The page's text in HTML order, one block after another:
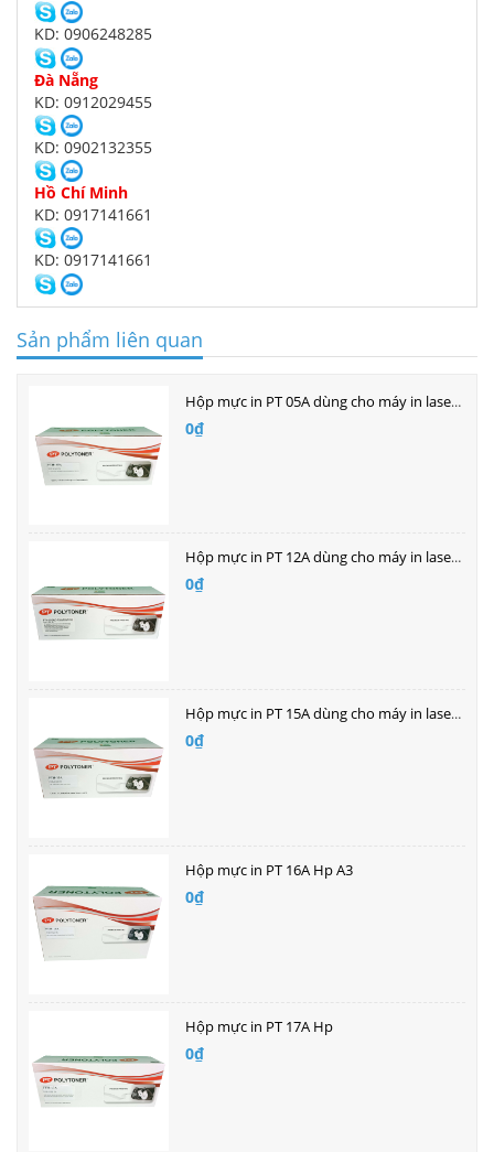
KD: 0906248285
Đà Nẵng
KD: 0912029455
KD: 0902132355
Hồ Chí Minh
KD: 0917141661
KD: 0917141661
Sản phẩm liên quan
Hộp mực in PT 05A dùng cho máy in laser Hp
0₫
Hộp mực in PT 12A dùng cho máy in laser HP
0₫
Hộp mực in PT 15A dùng cho máy in laser HP
0₫
Hộp mực in PT 16A Hp A3
0₫
Hộp mực in PT 17A Hp
0₫